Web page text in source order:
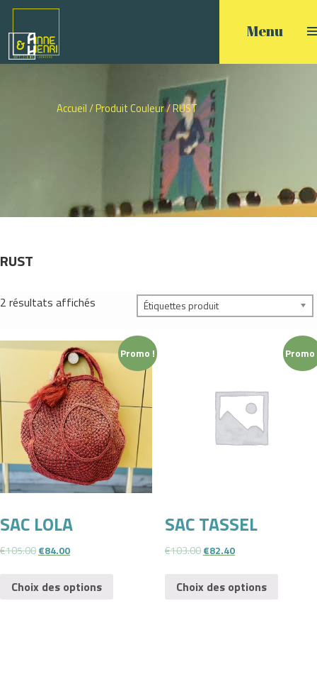
Accueil/ Produit Couleur / RUST
RUST
Étiquettes produit
2 résultats affichés
Promo !
SAC LOLA
€105.00€84.00
Choix des options
Promo
SAC TASSEL
€103.00€82.40
Choix des options